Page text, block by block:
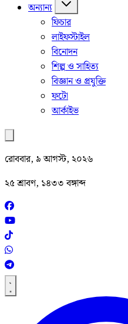
অন্যান্য
ফিচার
লাইফস্টাইল
বিনোদন
শিল্প ও সাহিত্য
বিজ্ঞান ও প্রযুক্তি
ফটো
আর্কাইভ
রোববার, ৯ আগস্ট, ২০২৬
২৫ শ্রাবণ, ১৪৩৩ বঙ্গাব্দ